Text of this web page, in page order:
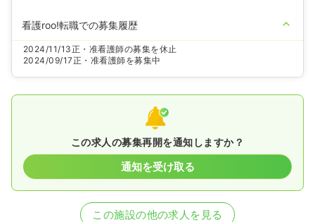
看護roo!転職での募集履歴
2024/11/13正・准看護師の募集を休止
2024/09/17正・准看護師を募集中
この求人の募集再開を通知しますか？
通知を受け取る
この施設の他の求人を見る